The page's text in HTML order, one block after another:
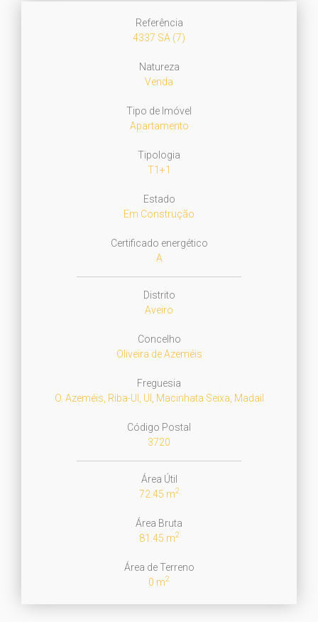
Referência
4337 SA (7)
Natureza
Venda
Tipo de Imóvel
Apartamento
Tipologia
T1+1
Estado
Em Construção
Certificado energético
A
Distrito
Aveiro
Concelho
Oliveira de Azeméis
Freguesia
O. Azeméis, Riba-Ul, Ul, Macinhata Seixa, Madail
Código Postal
3720
Área Útil
72.45 m2
Área Bruta
81.45 m2
Área de Terreno
0 m2